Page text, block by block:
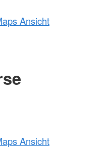
Ansicht
Ansicht